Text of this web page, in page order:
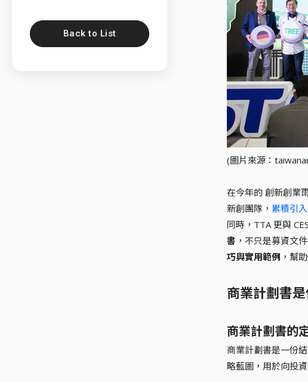
Back to List
(圖片來源：
在今年的 創新創業
新創團隊， 累積引
同時，TTA 更與
書 ，不只是募資文
巧與實用範例 ，幫
商業計劃書
商業計劃書的
商業計劃書是一份
略藍圖，用於向投